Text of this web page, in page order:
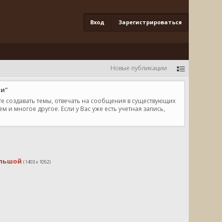
Вход Зарегистрироваться
Новые публикации
создавать темы, отвечать на сообщения в существующих
многое другое. Если у Вас уже есть учетная запись,
(1403 x 1052)